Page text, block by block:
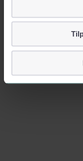
Googles
Vi tar ditt
identifiserer deg,